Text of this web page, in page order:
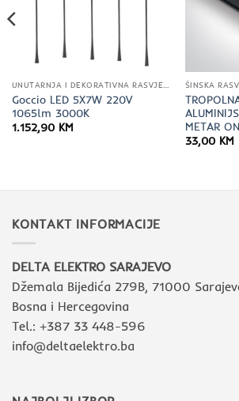
UNUTARNJA I DEKORATIVNA RASVJETA
Goccio LED 5X7W 220V
1065lm 3000K
1.152,90 KM
ŠINSKA
METAR
33,00 KM
KONTAKT INFORMACIJE
DELTA ELEKTRO SARAJEVO
Džemala Bijedića 279B, 71000
Bosna i Hercegovina
Tel.: +387 33 448-596
info@deltaelektro.ba